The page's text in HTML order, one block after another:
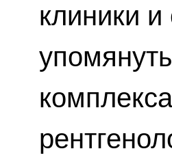
клиники